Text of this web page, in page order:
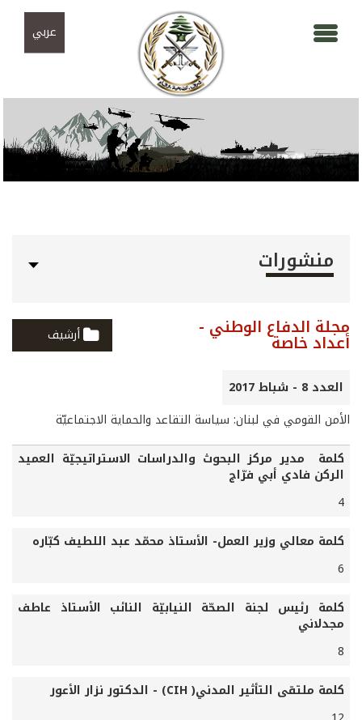
عربي
منشورات
مجلة الدفاع الوطني -
أعداد خاصة أرشيف
العدد 8 - شباط 2017
الأمن القومي في لبنان: سياسة التقاعد والحماية الاجتماعيّة
كلمة مدير مركز البحوث والدراسات الاستراتيجيّة العميد
الركن فادي أبي فرّاج
4
كلمة معالي وزير العمل- الأستاذ محمّد عبد اللطيف كبّاره
6
كلمة رئيس لجنة الصحّة النيابيّة النائب الأستاذ عاطف
مجدلاني
8
كلمة ملتقى التأثير المدني( CIH) - الدكتور نزار الأعور